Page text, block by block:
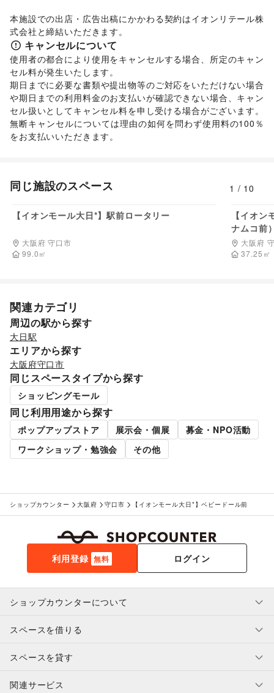
本施設での出店・広告出稿にかかわる契約はイオンリテール株
式会社と締結いただきます。
キャンセルについて
使用者の都合により使用をキャンセルする場合、所定のキャン
セル料が発生いたします。
期日までに必要な書類や提出物等のご対応をいただけない場合
や期日までの利用料金のお支払いが確認できない場合、キャン
セル扱いとしてキャンセル料を申し受ける場合がございます。
無断キャンセルについては理由の如何を問わず使用料の100％
をお支払いいただきます。
同じ施設のスペース 1 / 10
【イオンモール大日*】駅前ロータリー
大阪府 守口市
99.0㎡
【イオ
ナムコ前
大阪府
37.25 ㎡
関連カテゴリ
周辺の駅から探す
大日駅
エリアから探す
大阪府守口市
同じスペースタイプから探す
ショッピングモール
同じ利用用途から探す
ポップアップストア 展示会・個展
募金・NPO活動
ワークショップ・勉強会
その他
ショップカウンター 大阪府 守口市 【イオンモール大日*】ベビードール前
利用登録 無料 ログイン
ショップカウンターについて
利用規約・ガイドライン
特定商取引法に基づく表示
補償プログラム
スペースを借りる
スペースを借りたい人へ
ユーザー利用規約
スペースを貸す
スペースを貸したい方へ
関連サービス